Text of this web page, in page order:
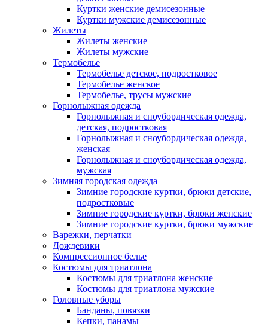
Куртки женские демисезонные
Куртки мужские демисезонные
Жилеты
Жилеты женские
Жилеты мужские
Термобелье
Термобелье детское, подростковое
Термобелье женское
Термобелье, трусы мужские
Горнолыжная одежда
Горнолыжная и сноубордическая одежда,
детская, подростковая
Горнолыжная и сноубордическая одежда,
женская
Горнолыжная и сноубордическая одежда,
мужская
Зимняя городская одежда
Зимние городские куртки, брюки детские,
подростковые
Зимние городские куртки, брюки женские
Зимние городские куртки, брюки мужские
Варежки, перчатки
Дождевики
Компрессионное белье
Костюмы для триатлона
Костюмы для триатлона женские
Костюмы для триатлона мужские
Головные уборы
Банданы, повязки
Кепки, панамы